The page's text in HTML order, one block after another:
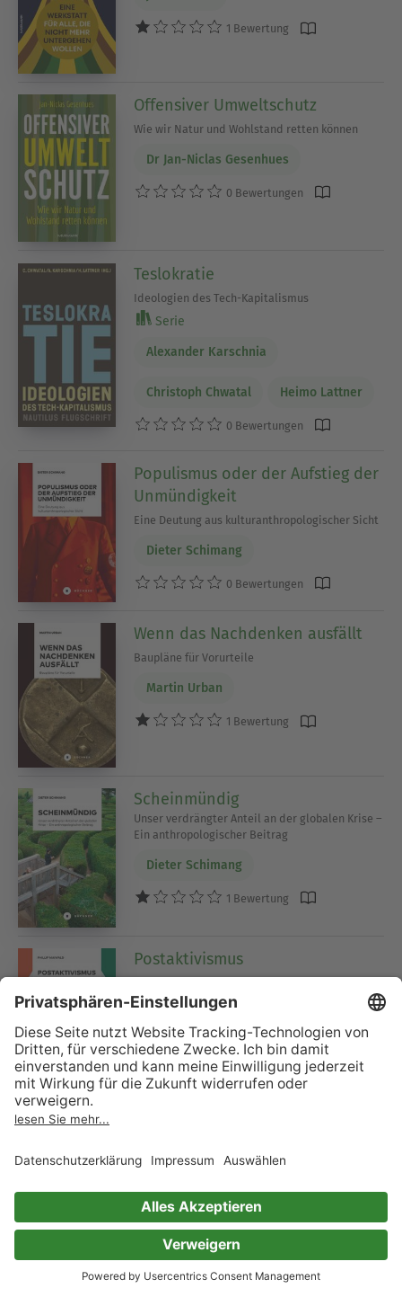
1 Bewertung
Offensiver Umweltschutz
Wie wir Natur und Wohlstand retten können
Dr Jan-Niclas Gesenhues
0 Bewertungen
Teslokratie
Ideologien des Tech-Kapitalismus
Serie
Alexander Karschnia
Christoph Chwatal Heimo Lattner
0 Bewertungen
Populismus oder der Aufstieg der
Unmündigkeit
Eine Deutung aus kulturanthropologischer Sicht
Dieter Schimang
0 Bewertungen
Wenn das Nachdenken ausfällt
Baupläne für Vorurteile
Martin Urban
1 Bewertung
Scheinmündig
Unser verdrängter Anteil an der globalen Krise –
Ein anthropologischer Beitrag
Dieter Schimang
1 Bewertung
Postaktivismus
Phillip Maiwald
0 Bewertungen
Geschichte - Warum fast alles
falsch ist, was du über Mätressen
und Königinnen zu wissen
glaubst (Ungekürzt)
Samra Kljajic